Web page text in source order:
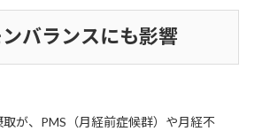
バランスにも影響
が、PMS（月経前症候群）や月経不